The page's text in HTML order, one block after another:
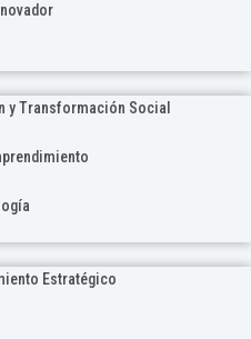
y Transformación Social
Estratégico